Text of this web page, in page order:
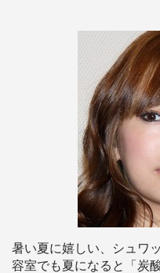
暑い夏に嬉しい、シュワ
容室でも夏になると「炭